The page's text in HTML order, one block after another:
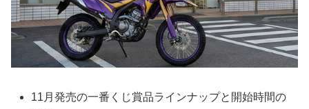
11月発売の一番くじ賞品ラインナップと開始時間の